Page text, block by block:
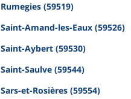
Rumegies (59519)
Saint-Amand-les-Eaux (59526)
Saint-Aybert (59530)
Saint-Saulve (59544)
Sars-et-Rosières (59554)